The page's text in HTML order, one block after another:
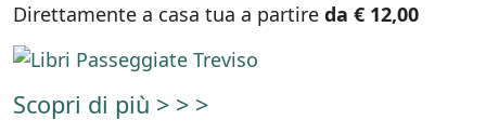
Direttamente a casa tua a partire da € 12,00
Scopri di più > > >